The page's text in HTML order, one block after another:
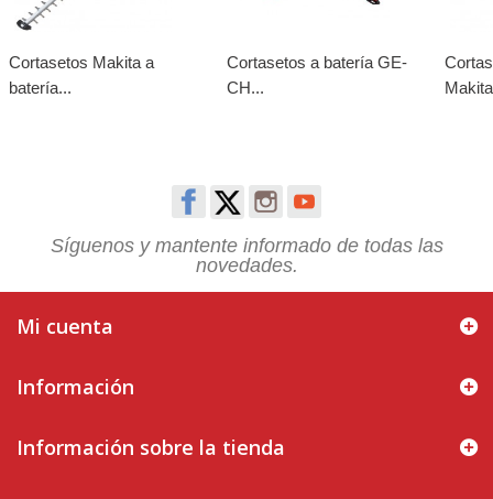
Cortasetos Makita a
batería...
Cortasetos a batería GE-
CH...
Síguenos y mantente informado de todas las
novedades.
Mi cuenta
Información
Información sobre la tienda